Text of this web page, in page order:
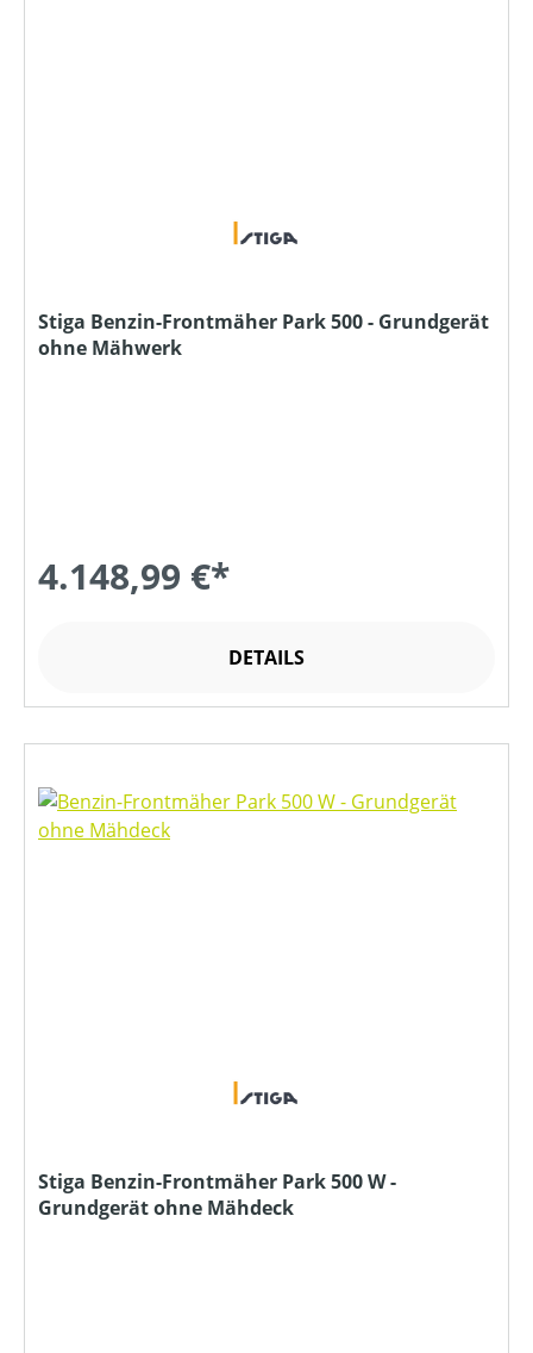
Stiga Benzin-Frontmäher Park 500 - Grundgerät
ohne Mähwerk
4.148,99 €*
DETAILS
Stiga Benzin-Frontmäher Park 500 W -
Grundgerät ohne Mähdeck